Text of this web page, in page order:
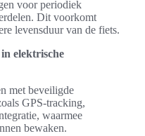
voor periodiek
Dit voorkomt
levensduur van de fiets.
elektrische
met beveiligde
GPS-tracking,
waarmee
bewaken.